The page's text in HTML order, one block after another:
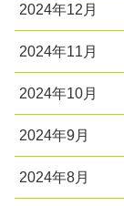
2024年12月
2024年11月
2024年10月
2024年9月
2024年8月